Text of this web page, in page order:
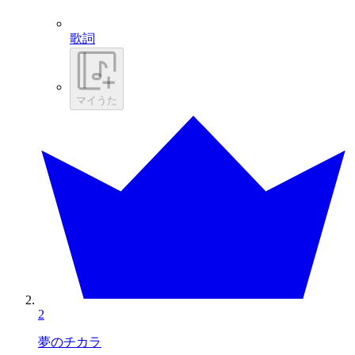
歌詞
マイうた
2
夢のチカラ